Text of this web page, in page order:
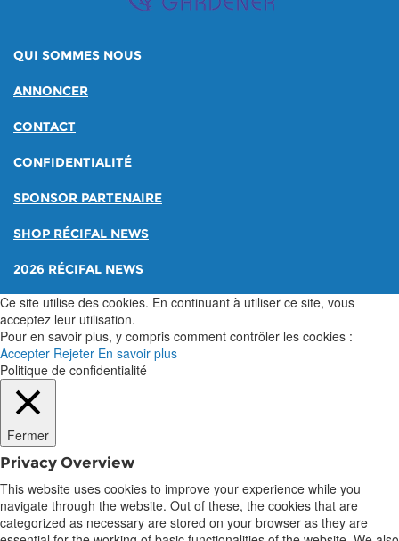
QUI SOMMES NOUS
ANNONCER
CONTACT
CONFIDENTIALITÉ
SPONSOR PARTENAIRE
SHOP RÉCIFAL NEWS
2026 RÉCIFAL NEWS
Ce site utilise des cookies. En continuant à utiliser ce site, vous
acceptez leur utilisation.
Pour en savoir plus, y compris comment contrôler les cookies :
Accepter Rejeter En savoir plus
Politique de confidentialité
Fermer
Privacy Overview
This website uses cookies to improve your experience while you
navigate through the website. Out of these, the cookies that are
categorized as necessary are stored on your browser as they are